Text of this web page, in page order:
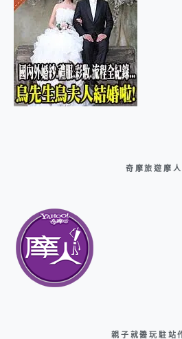
奇摩旅遊摩人
親子就醬玩駐站